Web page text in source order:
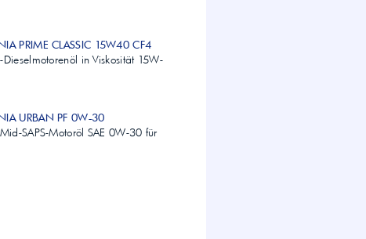
PRIME CLASSIC 15W40 CF4
Dieselmotorenöl in Viskosität 15W-
URBAN PF 0W-30
SAPS-Motoröl SAE 0W-30 für